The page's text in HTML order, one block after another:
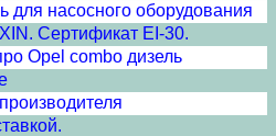
для насосного оборудования
Сертификат EI-30.
Opel combo дизель